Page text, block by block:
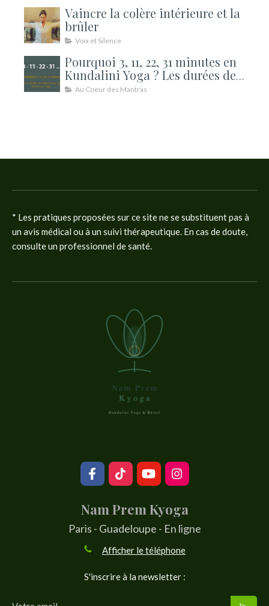
Vaincre la colère intérieure et la
brûler
Voix et Silence
Pourquoi 3, 11, 22, 31 minutes en
Kundalini Yoga ? Les durées de
méditation expliquées
Au Coeur des Mantras
* Les pratiques proposées sur ce site ne se substituent pas à
un avis médical ou à un suivi thérapeutique. En cas de doute,
consulte un professionnel de santé.
Nam Prem Kyoga
Paris - Guadeloupe - En ligne
Afficher le téléphone
S'inscrire à la newsletter :
Votre email